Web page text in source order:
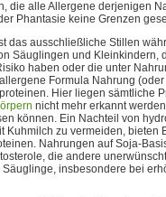
die alle Allergene derjenigen
Phantasie keine Grenzen
das ausschließliche Stillen
Säuglingen und Kleinkindern,
haben oder die unter
Formula Nahrung
Hier liegen sämtliche
nicht mehr erkannt
können. Ein Nachteil von
Kuhmilch zu vermeiden, bieten
Nahrungen auf Soja-
die andere
insbesondere bei